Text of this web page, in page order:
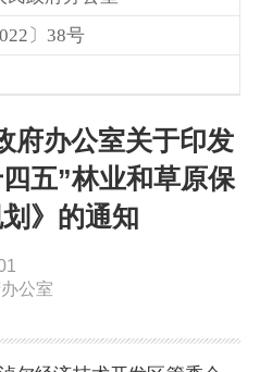
线 基础清单
内蒙古政务服务网
12345热线留言 新闻发布会
〕38号
府办公室关于印发
四五”林业和草原保
》的通知
公室